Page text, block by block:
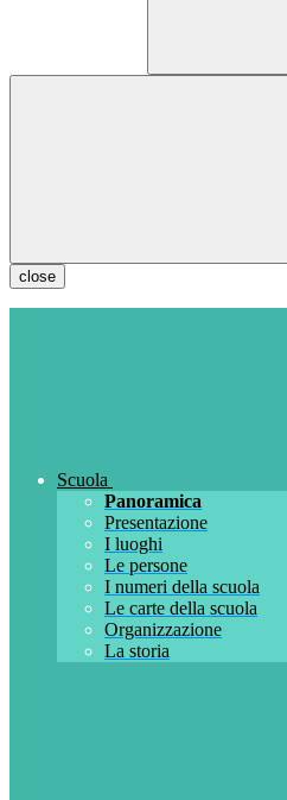
close
Scuola
Panoramica
Presentazione
I luoghi
Le persone
I numeri della scuola
Le carte della scuola
Organizzazione
La storia